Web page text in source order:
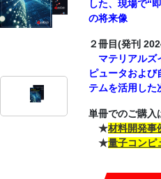
した、現場で“
の将来像
２冊目(発刊
マテリアルズ
ピュータおよび
テムを活用した
単冊でのご購入
★材料開発事
★量子コンピ